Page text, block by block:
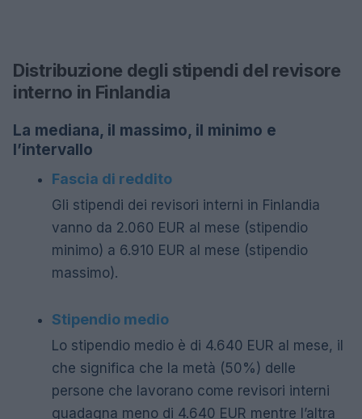
Distribuzione degli stipendi del revisore
interno in Finlandia
La mediana, il massimo, il minimo e
l’intervallo
Fascia di reddito
Gli stipendi dei revisori interni in Finlandia
vanno da 2.060 EUR al mese (stipendio
minimo) a 6.910 EUR al mese (stipendio
massimo).
Stipendio medio
Lo stipendio medio è di 4.640 EUR al mese, il
che significa che la metà (50%) delle
persone che lavorano come revisori interni
guadagna meno di 4.640 EUR mentre l’altra